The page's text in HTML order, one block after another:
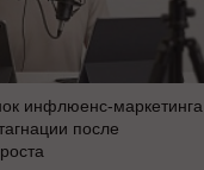
инфлюенс-маркетинга
после